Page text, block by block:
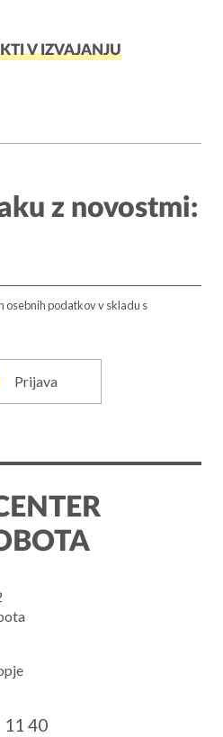
V IZVAJANJU
z novostmi:
osebnih podatkov v skladu s
Prijava
11 40